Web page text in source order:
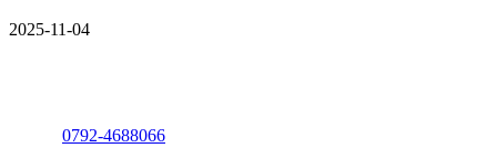
2025-11-04
0792-4688066